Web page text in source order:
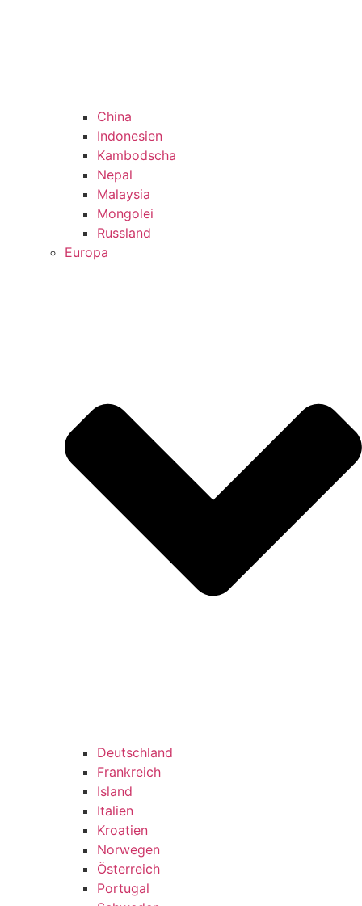
China
Indonesien
Kambodscha
Nepal
Malaysia
Mongolei
Russland
Europa
Deutschland
Frankreich
Island
Italien
Kroatien
Norwegen
Österreich
Portugal